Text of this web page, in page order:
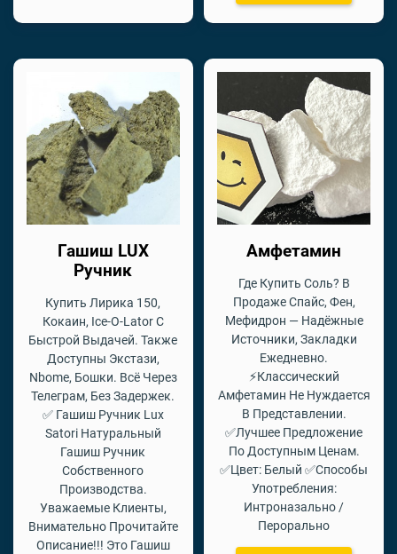
Гашиш LUX
Ручник
Купить Лирика 150,
Кокаин, Ice-O-Lator С
Быстрой Выдачей. Также
Доступны Экстази,
Nbome, Бошки. Всё Через
Телеграм, Без Задержек.
✅ Гашиш Ручник Lux
Satori Натуральный
Гашиш Ручник
Собственного
Производства.
Уважаемые Клиенты,
Внимательно Прочитайте
Описание!!! Это Гашиш
Амфетамин
Где Купить Соль? В
Продаже Спайс, Фен,
Мефидрон — Надёжные
Источники, Закладки
Ежедневно.
⚡Классический
Амфетамин Не Нуждается
В Представлении.
✅Лучшее Предложение
По Доступным Ценам.
✅Цвет: Белый ✅Способы
Употребления:
Интроназально /
Перорально